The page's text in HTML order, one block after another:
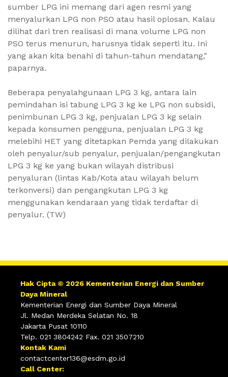
sumber LPG ini memang dari agen resmi yang
menyalurkan LPG non PSO atau hasil oplosan. Kalau
dilihat dari tren realisasi di mana volume LPG non
PSO terus menurun, harusnya tidak seperti itu. Ini
yang akan kita benahi di tahun-tahun mendatang,"
paparnya.
Beberapa penyalahgunaan LPG 3 kg, antara lain
pemindahan isi tabung LPG 3 kg ke LPG non subsidi,
penimbunan LPG 3 kg, penjualan LPG 3 kg selain
kepada konsumen pengguna, penjualan LPG 3 kg
melebihi HET yang ditetapkan Pemda yang dilakukan
oleh penyalur/sub penyalur, penjualan/pengangkutan
LPG 3 kg ke yang bukan wilayah distribusi
penyaluran (lintas Kab/Kota atau wilayah belum
terkonversi) dan pengangkutan LPG 3 kg
menggunakan kendaraan yang tidak terdaftar di
penyalur. (TW)
Hak Cipta © 2026 Kementerian Energi dan Sumber
Daya Mineral
Kementerian Energi dan Sumber Daya Mineral
Jl. Medan Merdeka Selatan No. 18
Jakarta Pusat 10110
Telp. 021 3804242 Fax. 021 3507210
Kontak Kami
contactcenter136@esdm.go.id
Call Center: